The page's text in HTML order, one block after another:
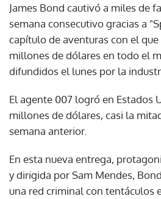
James Bond cautivó a miles de
semana consecutivo gracias a
capítulo de aventuras con el
millones de dólares en todo el
difundidos el lunes por la
El agente 007 logró en Estados
millones de dólares, casi la
semana anterior.
En esta nueva entrega,
y dirigida por Sam Mendes,
una red criminal con tentáculos